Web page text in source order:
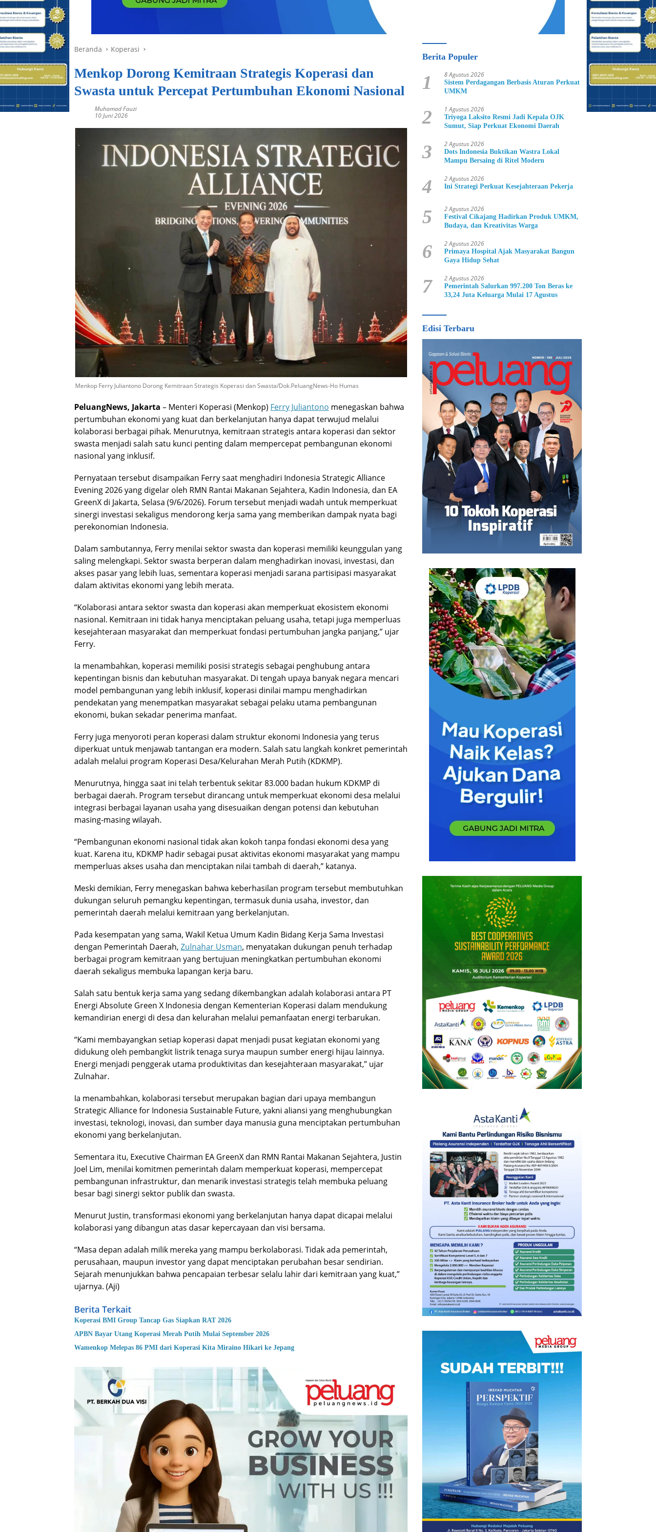
Beranda Koperasi
Menkop Dorong Kemitraan Strategis Koperasi dan
Swasta untuk Percepat Pertumbuhan Ekonomi Nasional
Muhamad Fauzi
10 Juni 2026
Menkop Ferry Juliantono Dorong Kemitraan Strategis Koperasi dan Swasta/Dok.PeluangNews-Ho Humas
PeluangNews, Jakarta – Menteri Koperasi (Menkop) Ferry Juliantono menegaskan bahwa
pertumbuhan ekonomi yang kuat dan berkelanjutan hanya dapat terwujud melalui
kolaborasi berbagai pihak. Menurutnya, kemitraan strategis antara koperasi dan sektor
swasta menjadi salah satu kunci penting dalam mempercepat pembangunan ekonomi
nasional yang inklusif.
Pernyataan tersebut disampaikan Ferry saat menghadiri Indonesia Strategic Alliance
Evening 2026 yang digelar oleh RMN Rantai Makanan Sejahtera, Kadin Indonesia, dan EA
GreenX di Jakarta, Selasa (9/6/2026). Forum tersebut menjadi wadah untuk memperkuat
sinergi investasi sekaligus mendorong kerja sama yang memberikan dampak nyata bagi
perekonomian Indonesia.
Dalam sambutannya, Ferry menilai sektor swasta dan koperasi memiliki keunggulan yang
saling melengkapi. Sektor swasta berperan dalam menghadirkan inovasi, investasi, dan
akses pasar yang lebih luas, sementara koperasi menjadi sarana partisipasi masyarakat
dalam aktivitas ekonomi yang lebih merata.
“Kolaborasi antara sektor swasta dan koperasi akan memperkuat ekosistem ekonomi
nasional. Kemitraan ini tidak hanya menciptakan peluang usaha, tetapi juga memperluas
kesejahteraan masyarakat dan memperkuat fondasi pertumbuhan jangka panjang,” ujar
Ferry.
Ia menambahkan, koperasi memiliki posisi strategis sebagai penghubung antara
kepentingan bisnis dan kebutuhan masyarakat. Di tengah upaya banyak negara mencari
model pembangunan yang lebih inklusif, koperasi dinilai mampu menghadirkan
pendekatan yang menempatkan masyarakat sebagai pelaku utama pembangunan
ekonomi, bukan sekadar penerima manfaat.
Ferry juga menyoroti peran koperasi dalam struktur ekonomi Indonesia yang terus
diperkuat untuk menjawab tantangan era modern. Salah satu langkah konkret pemerintah
adalah melalui program Koperasi Desa/Kelurahan Merah Putih (KDKMP).
Menurutnya, hingga saat ini telah terbentuk sekitar 83.000 badan hukum KDKMP di
berbagai daerah. Program tersebut dirancang untuk memperkuat ekonomi desa melalui
integrasi berbagai layanan usaha yang disesuaikan dengan potensi dan kebutuhan
masing-masing wilayah.
“Pembangunan ekonomi nasional tidak akan kokoh tanpa fondasi ekonomi desa yang
kuat. Karena itu, KDKMP hadir sebagai pusat aktivitas ekonomi masyarakat yang mampu
memperluas akses usaha dan menciptakan nilai tambah di daerah,” katanya.
Meski demikian, Ferry menegaskan bahwa keberhasilan program tersebut membutuhkan
dukungan seluruh pemangku kepentingan, termasuk dunia usaha, investor, dan
pemerintah daerah melalui kemitraan yang berkelanjutan.
Pada kesempatan yang sama, Wakil Ketua Umum Kadin Bidang Kerja Sama Investasi
dengan Pemerintah Daerah, Zulnahar Usman, menyatakan dukungan penuh terhadap
berbagai program kemitraan yang bertujuan meningkatkan pertumbuhan ekonomi
daerah sekaligus membuka lapangan kerja baru.
Salah satu bentuk kerja sama yang sedang dikembangkan adalah kolaborasi antara PT
Energi Absolute Green X Indonesia dengan Kementerian Koperasi dalam mendukung
kemandirian energi di desa dan kelurahan melalui pemanfaatan energi terbarukan.
“Kami membayangkan setiap koperasi dapat menjadi pusat kegiatan ekonomi yang
didukung oleh pembangkit listrik tenaga surya maupun sumber energi hijau lainnya.
Energi menjadi penggerak utama produktivitas dan kesejahteraan masyarakat,” ujar
Zulnahar.
Ia menambahkan, kolaborasi tersebut merupakan bagian dari upaya membangun
Strategic Alliance for Indonesia Sustainable Future, yakni aliansi yang menghubungkan
investasi, teknologi, inovasi, dan sumber daya manusia guna menciptakan pertumbuhan
ekonomi yang berkelanjutan.
Sementara itu, Executive Chairman EA GreenX dan RMN Rantai Makanan Sejahtera, Justin
Joel Lim, menilai komitmen pemerintah dalam memperkuat koperasi, mempercepat
pembangunan infrastruktur, dan menarik investasi strategis telah membuka peluang
besar bagi sinergi sektor publik dan swasta.
Menurut Justin, transformasi ekonomi yang berkelanjutan hanya dapat dicapai melalui
kolaborasi yang dibangun atas dasar kepercayaan dan visi bersama.
“Masa depan adalah milik mereka yang mampu berkolaborasi. Tidak ada pemerintah,
perusahaan, maupun investor yang dapat menciptakan perubahan besar sendirian.
Sejarah menunjukkan bahwa pencapaian terbesar selalu lahir dari kemitraan yang kuat,”
ujarnya. (Aji)
Berita Terkait
Koperasi BMI Group Tancap Gas Siapkan RAT 2026
APBN Bayar Utang Koperasi Merah Putih Mulai September 2026
Wamenkop Melepas 86 PMI dari Koperasi Kita Miraino Hikari ke Jepang
Berita Populer
1 8 Agustus 2026
Sistem Perdagangan Berbasis Aturan Perkuat
UMKM
2 1 Agustus 2026
Triyoga Laksito Resmi Jadi Kepala OJK
Sumut, Siap Perkuat Ekonomi Daerah
3 2 Agustus 2026
Dots Indonesia Buktikan Wastra Lokal
Mampu Bersaing di Ritel Modern
4 2 Agustus 2026
Ini Strategi Perkuat Kesejahteraan Pekerja
5 2 Agustus 2026
Festival Cikajang Hadirkan Produk UMKM,
Budaya, dan Kreativitas Warga
6 2 Agustus 2026
Primaya Hospital Ajak Masyarakat Bangun
Gaya Hidup Sehat
7 2 Agustus 2026
Pemerintah Salurkan 997.200 Ton Beras ke
33,24 Juta Keluarga Mulai 17 Agustus
Edisi Terbaru